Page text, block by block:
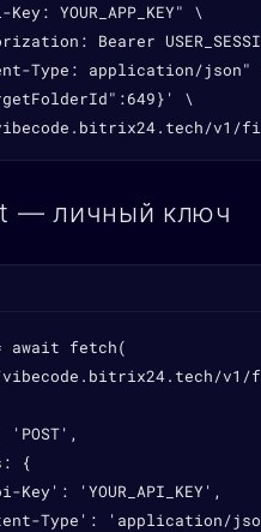
Key: YOUR_APP_KEY" \
Bearer
Type: application/json"
\
v1/
— личный ключ
await fetch(
v1/
'POST',
{
Key': 'YOUR_API_KEY',
Type': 'application/